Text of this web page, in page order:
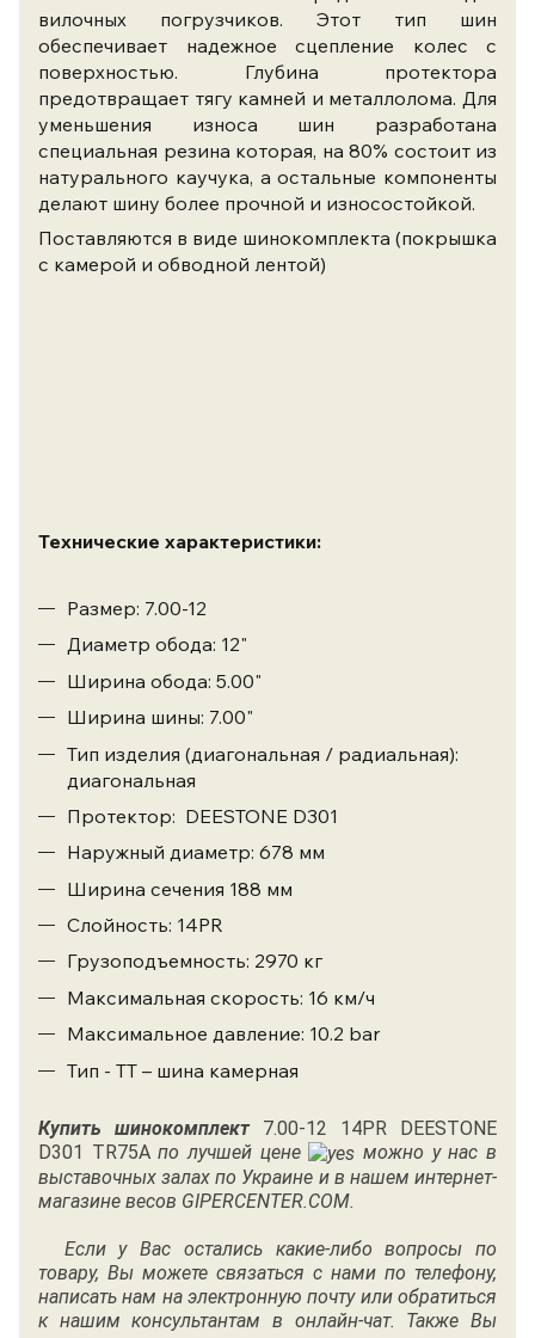
вилочных погрузчиков. Этот тип шин
обеспечивает надежное сцепление колес с
поверхностью. Глубина протектора
предотвращает тягу камней и металлолома. Для
уменьшения износа шин разработана
специальная резина которая, на 80% состоит из
натурального каучука, а остальные компоненты
делают шину более прочной и износостойкой.
Поставляются в виде шинокомплекта (покрышка
с камерой и обводной лентой)
Технические характеристики:
Размер: 7.00-12
Диаметр обода: 12"
Ширина обода: 5.00"
Ширина шины: 7.00"
Тип изделия (диагональная / радиальная):
диагональная
Протектор: DEESTONE D301
Наружный диаметр: 678 мм
Ширина сечения 188 мм
Слойность: 14PR
Грузоподъемность: 2970 кг
Максимальная скорость: 16 км/ч
Максимальное давление: 10.2 bar
Тип - ТТ – шина камерная
Купить шинокомплект 7.00-12 14PR DEESTONE
D301 TR75A по лучшей цене
можно у нас в
выставочных залах по Украине и в нашем интернет-
магазине весов GIPERCENTER.COM.
Если у Вас остались какие-либо вопросы по
товару, Вы можете связаться с нами по телефону,
написать нам на электронную почту или обратиться
к нашим консультантам в онлайн-чат. Также Вы